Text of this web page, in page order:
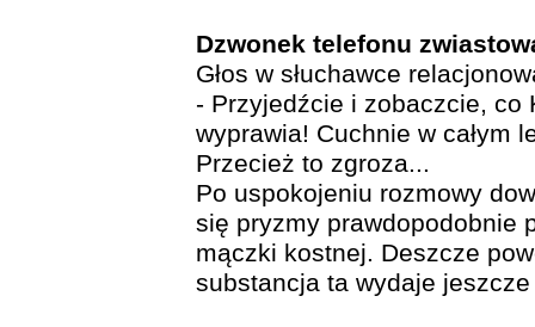
Dzwonek telefonu
Głos w słuchawce
- Przyjedźcie i zobaczcie, co
wyprawia! Cuchnie w całym
Przecież to zgroza...
Po uspokojeniu rozmowy
się pryzmy prawdopodobnie
mączki kostnej. Deszcze
substancja ta wydaje